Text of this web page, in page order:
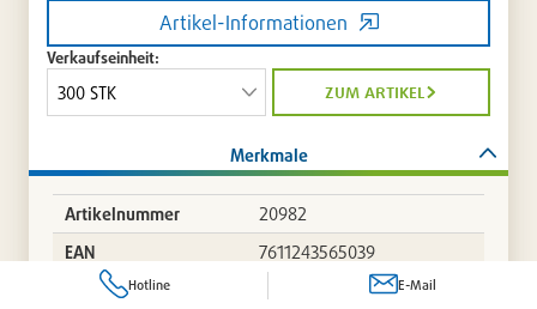
Artikel-Informationen
Verkaufseinheit:
zum artikel
Merkmale
Artikelnummer
20982
EAN
7611243565039
MaterialHotline E-Mail